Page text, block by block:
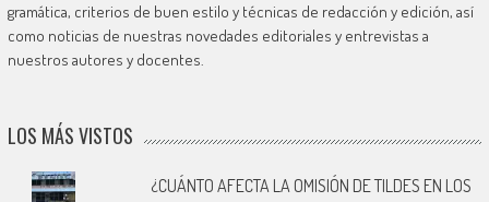
gramática, criterios de buen estilo y técnicas de redacción y edición, así
como noticias de nuestras novedades editoriales y entrevistas a
nuestros autores y docentes.
LOS MÁS VISTOS
¿CUÁNTO AFECTA LA OMISIÓN DE TILDES EN LOS